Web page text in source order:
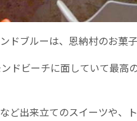
ドブルーは、恩納村のお菓
ドビーチに面していて最高
ど出来立てのスイーツや、